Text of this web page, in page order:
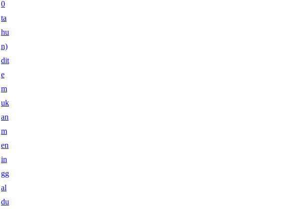
Jaga Warisan Leluhur, H. Baya
Dorong Nyiramkeun Pusaka Jadi